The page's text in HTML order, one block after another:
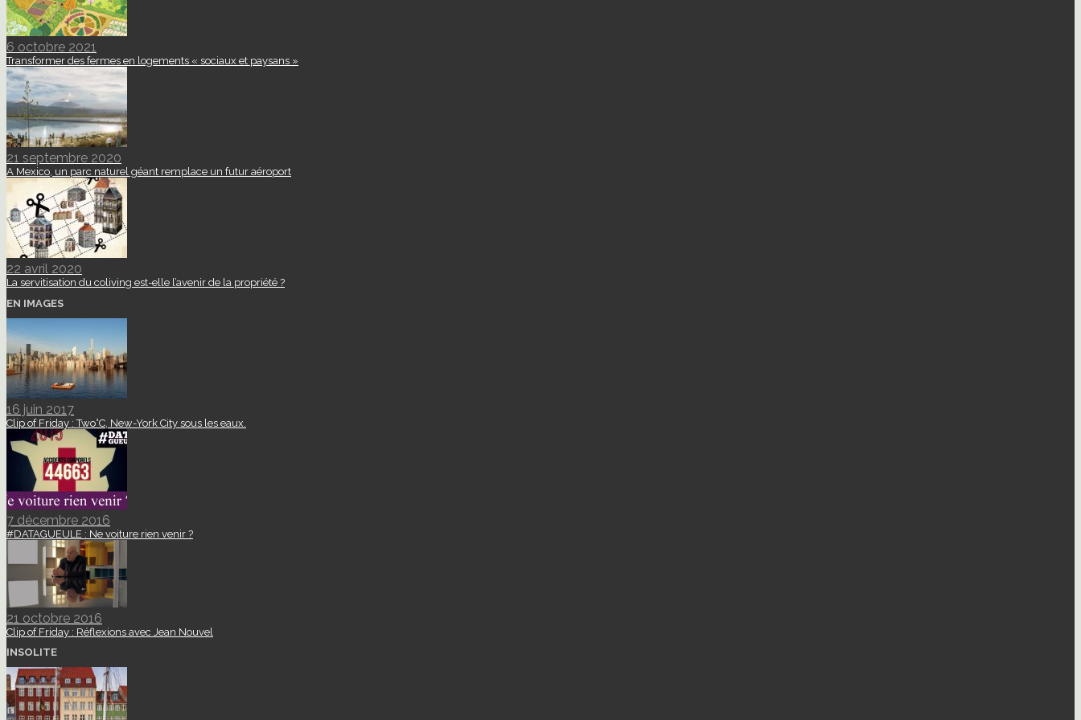
6 octobre 2021
Transformer des fermes en logements « sociaux et paysans »
21 septembre 2020
A Mexico, un parc naturel géant remplace un futur aéroport
22 avril 2020
La servitisation du coliving est-elle l’avenir de la propriété ?
EN IMAGES
16 juin 2017
Clip of Friday : Two°C, New-York City sous les eaux.
7 décembre 2016
#DATAGUEULE : Ne voiture rien venir ?
21 octobre 2016
Clip of Friday : Réflexions avec Jean Nouvel
INSOLITE